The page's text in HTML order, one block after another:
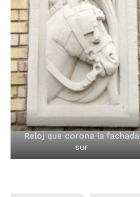
Reloj que corona la fachada
sur